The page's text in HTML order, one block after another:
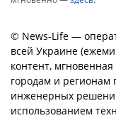
© News-Life —
всей Украине
контент,
городам и
инженерных
использованием